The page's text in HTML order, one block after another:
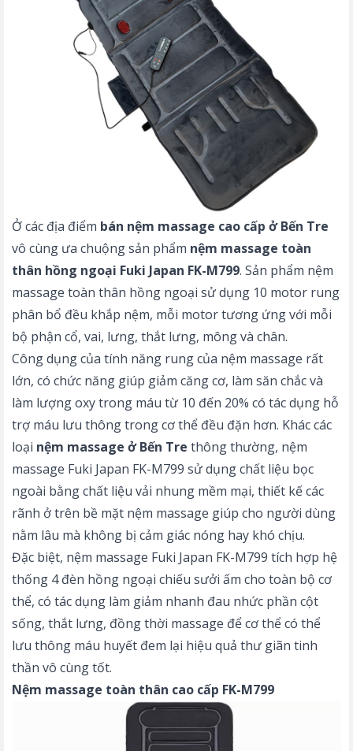
Ở các địa điểm bán nệm massage cao cấp ở Bến Tre
vô cùng ưa chuộng sản phẩm nệm massage toàn
thân hồng ngoại Fuki Japan FK-M799. Sản phẩm nệm
massage toàn thân hồng ngoại sử dụng 10 motor rung
phân bổ đều khắp nệm, mỗi motor tương ứng với mỗi
bộ phận cổ, vai, lưng, thắt lưng, mông và chân.
Công dụng của tính năng rung của nệm massage rất
lớn, có chức năng giúp giảm căng cơ, làm săn chắc và
làm lượng oxy trong máu từ 10 đến 20% có tác dụng hỗ
trợ máu lưu thông trong cơ thể đều đặn hơn. Khác các
loại nệm massage ở Bến Tre thông thường, nệm
massage Fuki Japan FK-M799 sử dụng chất liệu bọc
ngoài bằng chất liệu vải nhung mềm mại, thiết kế các
rãnh ở trên bề mặt nệm massage giúp cho người dùng
nằm lâu mà không bị cảm giác nóng hay khó chịu.
Đặc biệt, nệm massage Fuki Japan FK-M799 tích hợp hệ
thống 4 đèn hồng ngoại chiếu sưởi ấm cho toàn bộ cơ
thể, có tác dụng làm giảm nhanh đau nhức phần cột
sống, thắt lưng, đồng thời massage để cơ thể có thể
lưu thông máu huyết đem lại hiệu quả thư giãn tinh
thần vô cùng tốt.
Nệm massage toàn thân cao cấp FK-M799